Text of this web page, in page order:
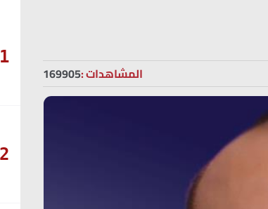
المشاهدات :169905